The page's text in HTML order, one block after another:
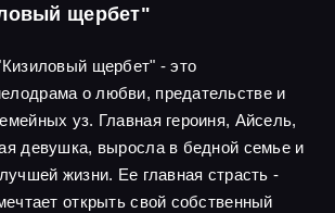
щербет"
щербет" - это
о любви, предательстве и
уз. Главная героиня, Айсель,
девушка, выросла в бедной семье и
жизни. Ее главная страсть -
открыть свой собственный